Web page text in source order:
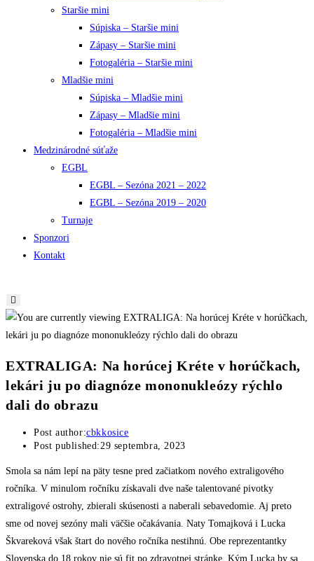
Staršie mini
Súpiska – Staršie mini
Zápasy – Staršie mini
Fotogaléria – Staršie mini
Mladšie mini
Súpiska – Mladšie mini
Zápasy – Mladšie mini
Fotogaléria – Mladšie mini
Medzinárodné súťaže
EGBL
EGBL – Sezóna 2021 – 2022
EGBL – Sezóna 2019 – 2020
Turnaje
Sponzori
Kontakt
EXTRALIGA: Na horúcej Kréte v horúčkach,
lekári ju po diagnóze mononukleózy rýchlo
dali do obrazu
Post author:cbkkosice
Post published:29 septembra, 2023
Smola sa nám lepí na päty tesne pred začiatkom nového extraligového
ročníka. V minulom ročníku získavali dve naše talentované pivotky
extraligové ostrohy, zbierali skúsenosti a naberali sebavedomie. Aj preto
sme od novej sezóny mali väčšie očakávania. Naty Tomajková i Lucka
Škvareková však štart do nového ročníka nestihnú. Obe reprezentantky
Slovenska do 18 rokov nie sú fit po zdravotnej stránke. Kým Lucka by sa